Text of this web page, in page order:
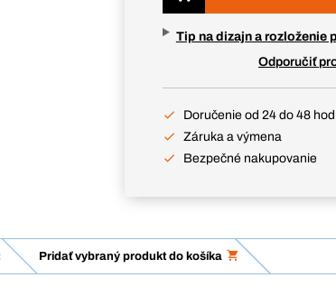
Tip na dizajn a rozloženie
Odporučiť
Doručenie od 24 do 48
Záruka a výmena
Bezpečné nakupovanie
Pridať vybraný produkt do košíka